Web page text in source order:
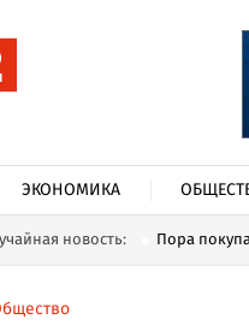
ЭКОНОМИКА
новость: Пора